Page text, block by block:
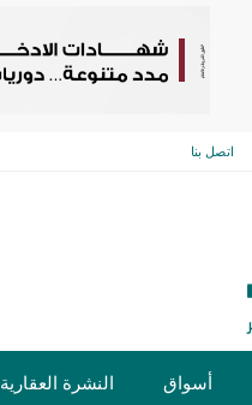
اتصل بنا
أسواق النشرة العقارية